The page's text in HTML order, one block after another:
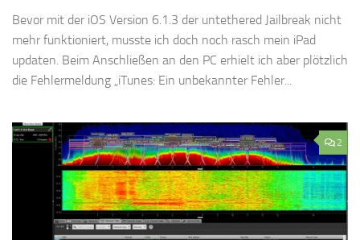
Bevor mit der iOS Version 6.1.3 der untethered Jailbreak nicht
mehr funktioniert, musste ich doch noch rasch mein iPad
updaten. Beim Anschließen an den PC erhielt ich aber plötzlich
die Fehlermeldung „iTunes: Ein unbekannter Fehler...
2